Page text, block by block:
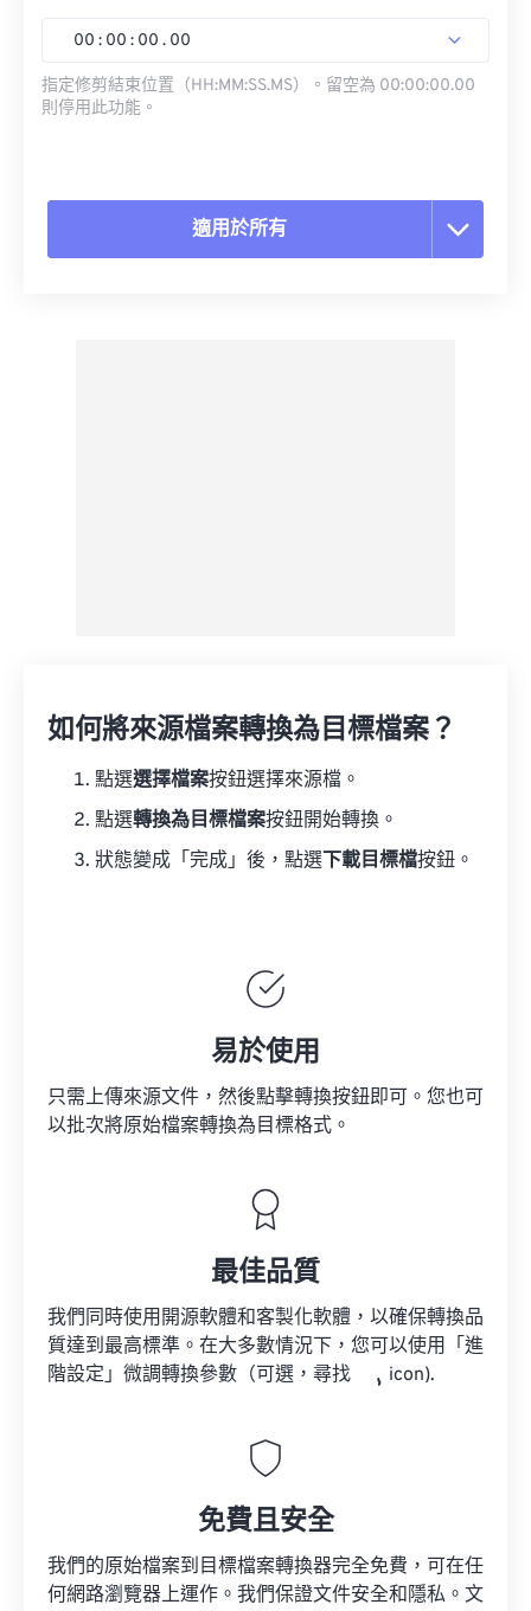
00 : 00 : 00 . 00
指定修剪結束位置（HH:MM:SS.MS）。留空為 00:00:00.00
則停用此功能。
適用於所有
如何將來源檔案轉換為目標檔案？
點選選擇檔案按鈕選擇來源檔。
點選轉換為目標檔案按鈕開始轉換。
狀態變成「完成」後，點選 下載目標檔按鈕。
易於使用
只需上傳來源文件，然後點擊轉換按鈕即可。您也可
以批次將原始檔案轉換為目標格式。
最佳品質
我們同時使用開源軟體和客製化軟體，以確保轉換品
質達到最高標準。在大多數情況下，您可以使用「進
階設定」微調轉換參數（可選，尋找
icon).
免費且安全
我們的原始檔案到目標檔案轉換器完全免費，可在任
何網路瀏覽器上運作。我們保證文件安全和隱私。文